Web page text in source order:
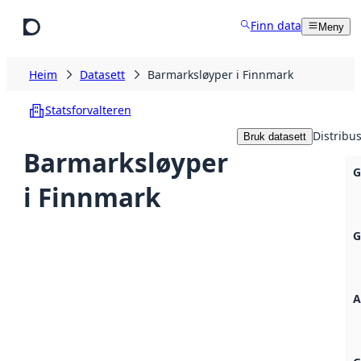
Finn data Meny
Heim Datasett Barmarksløyper i Finnmark
Statsforvalteren
Barmarksløyper
i Finnmark
Bruk datasett